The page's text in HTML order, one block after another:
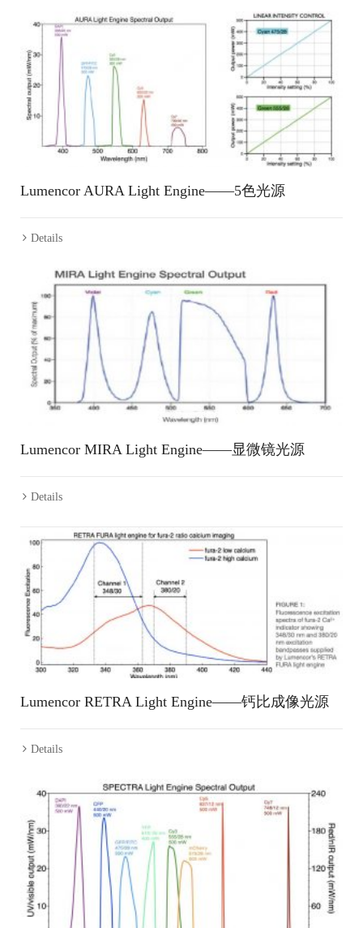
Lumencor AURA Light Engine——5色光源
Details
Lumencor MIRA Light Engine——显微镜光源
Details
Lumencor RETRA Light Engine——钙比成像光源
Details